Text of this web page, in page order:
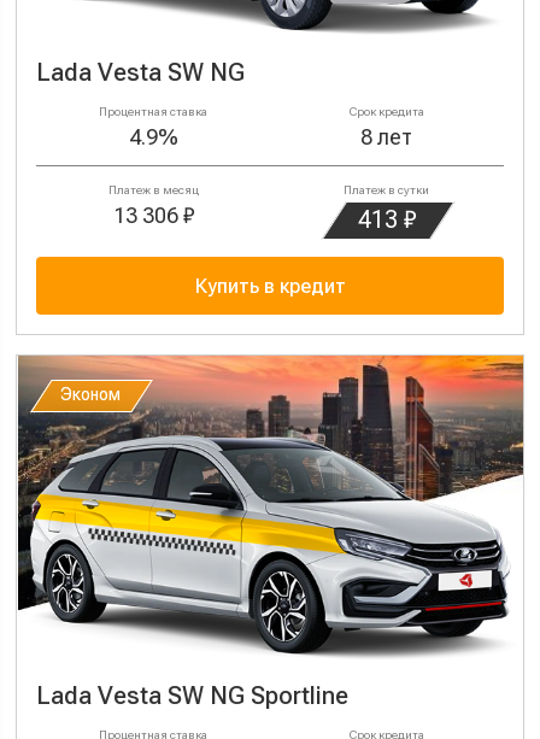
Lada Vesta SW NG
Процентная ставка
4.9%
Срок кредита
8 лет
Платеж в месяц
13 306 ₽
Платеж в сутки
413 ₽
Купить в кредит
Эконом
Эконом
Lada Vesta SW NG Sportline
Процентная ставка Срок кредита